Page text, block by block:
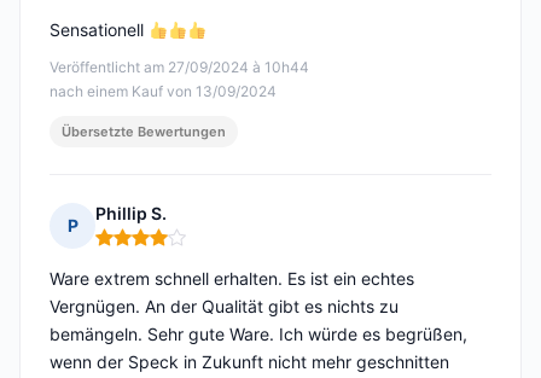
Veröffentlicht am 27/09/2024 à 10h44
nach einem Kauf von 13/09/2024
Sensationell
Übersetzte Bewertungen
P
Phillip S.
Hinweis: 4 von 5
Ware extrem schnell erhalten. Es ist ein echtes
Vergnügen. An der Qualität gibt es nichts zu
bemängeln. Sehr gute Ware. Ich würde es begrüßen,
wenn der Speck in Zukunft nicht mehr geschnitten